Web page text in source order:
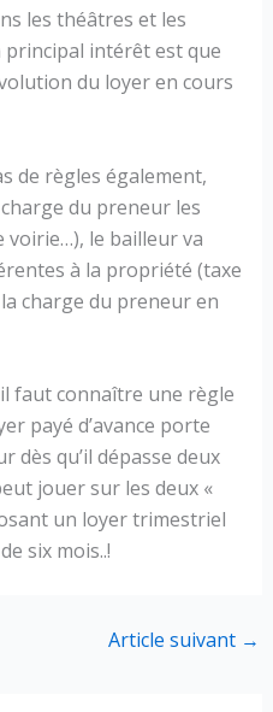
les théâtres et les
principal intérêt est que
du loyer en cours
de règles également,
du preneur les
voirie…), le bailleur va
à la propriété (taxe
charge du preneur en
faut connaître une règle
payé d’avance porte
qu’il dépasse deux
jouer sur les deux «
un loyer trimestriel
six mois..!
Article suivant →